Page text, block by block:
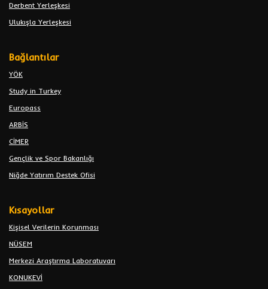
Derbent Yerleşkesi
Ulukışla Yerleşkesi
Bağlantılar
YÖK
Study in Turkey
Europass
ARBİS
CİMER
Gençlik ve Spor Bakanlığı
Niğde Yatırım Destek Ofisi
Kısayollar
Kişisel Verilerin Korunması
NÜSEM
Merkezi Araştırma Laboratuvarı
KONUKEVİ